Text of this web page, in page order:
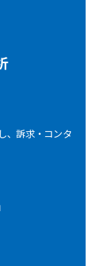
、訴求・コンタ